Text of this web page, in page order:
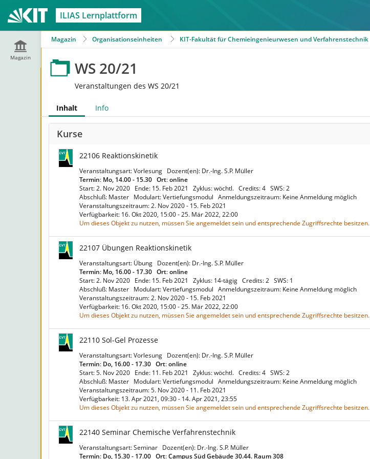
ILIAS Lernplattform
Magazin
KIT-Fakultät für Chemieingenieurwesen und Verfahrenstechnik
Organisationseinheiten
Magazin
WS 20/21
Veranstaltungen des WS 20/21
Inhalt Info
Kurse
22106 Reaktionskinetik
Veranstaltungsart: Vorlesung Dozent(en): Dr.-Ing. S.P. Müller
Termin: Mo, 14.00 - 15.30 Ort:online
Start: 2. Nov 2020 Ende: 15. Feb 2021 Zyklus: wöchtl. Credits: 4 SWS: 2
Abschluß: Master Modulart: Vertiefungsmodul Anmeldungszeitraum: Keine Anmeldung möglich
Veranstaltungszeitraum: 2. Nov 2020 - 15. Feb 2021
Verfügbarkeit: 16. Okt 2020, 15:00 - 25. Mär 2022, 22:00
Um dieses Objekt zu nutzen, müssen Sie angemeldet sein und entsprechende Zugriffsrechte besitzen.
22107 Übungen Reaktionskinetik
Veranstaltungsart: Übung Dozent(en): Dr.-Ing. S.P. Müller
Termin: Mo, 16.00 - 17.30 Ort:online
Start: 2. Nov 2020 Ende: 15. Feb 2021 Zyklus: 14-tägig Credits: 2 SWS: 1
Abschluß: Master Modulart: Vertiefungsmodul Anmeldungszeitraum: Keine Anmeldung möglich
Veranstaltungszeitraum: 2. Nov 2020 - 15. Feb 2021
Verfügbarkeit: 16. Okt 2020, 15:00 - 25. Mär 2022, 22:00
Um dieses Objekt zu nutzen, müssen Sie angemeldet sein und entsprechende Zugriffsrechte besitzen.
22110 Sol-Gel Prozesse
Veranstaltungsart: Vorlesung Dozent(en): Dr.-Ing. S.P. Müller
Termin: Do, 16.00 - 17.30 Ort:online
Start: 5. Nov 2020 Ende: 11. Feb 2021 Zyklus: wöchtl. Credits: 4 SWS: 2
Abschluß: Master Modulart: Vertiefungsmodul Anmeldungszeitraum: Keine Anmeldung möglich
Veranstaltungszeitraum: 5. Nov 2020 - 11. Feb 2021
Verfügbarkeit: 13. Apr 2021, 09:30 - 14. Apr 2021, 23:55
Um dieses Objekt zu nutzen, müssen Sie angemeldet sein und entsprechende Zugriffsrechte besitzen.
22140 Seminar Chemische Verfahrenstechnik
Veranstaltungsart: Seminar Dozent(en): Dr.-Ing. S.P. Müller
Termin: Do, 15.30 - 17.00 Ort:Campus Süd Gebäude 30.44. Raum 308